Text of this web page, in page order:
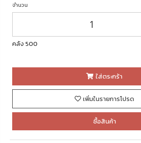
จำนวน
คลัง 500
ใส่ตระกร้า
เพิ่มในรายการโปรด
ซื้อสินค้า